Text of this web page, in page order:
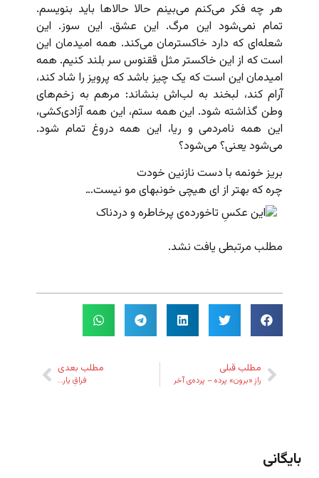
هر چه فکر می‌کنم می‌بینم حالا حالاها باید بنویسم.
تمام نمی‌شود این مرگ. این عشق. این سوز. این
شعله‌ای که دارد خاکسترمان می‌کند. همه امیدمان این
است که از این خاکستر مثل ققنوس سر بلند کنیم. همه
امیدمان این است که یک چیز باشد که پرویز را شاد کند،
آرام کند، لبخند به لب‌اش بنشاند: مرهم به زخم‌های
وطن گذاشته شود. این همه ستم، این همه آزادی‌کشی،
این همه نامردمی و ریا، این همه دروغ تمام شود.
می‌شود یعنی؟ می‌شود؟
بریز خونمه با دست نازنین خودت
چره که بهتر از ای هیچی خونبهای مو نیست…
مطلب مرتبطی یافت نشد.
مطلب قبلی
رازِ «برون» پرده – پرده‌ی آخر
مطلب بعدی
فراقِ یار…
بایگانی